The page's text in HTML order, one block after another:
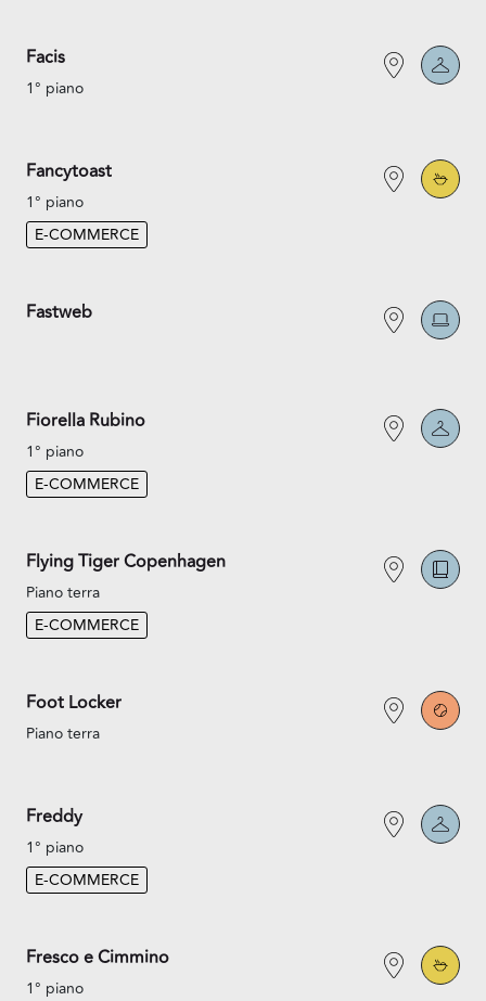
Facis
1° piano
Fancytoast
1° piano
E-COMMERCE
Fastweb
Fiorella Rubino
1° piano
E-COMMERCE
Flying Tiger Copenhagen
Piano terra
E-COMMERCE
Foot Locker
Piano terra
Freddy
1° piano
E-COMMERCE
Fresco e Cimmino
1° piano